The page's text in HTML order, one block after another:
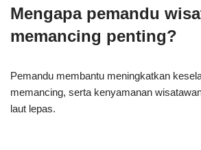
Mengapa pemandu
memancing penting?
Pemandu membantu meningkatkan
memancing, serta kenyamanan
laut lepas.